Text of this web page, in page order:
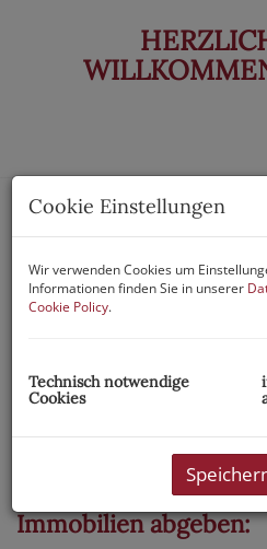
Immobilien abgeben:
Cookie Einstellungen
Wir verwenden Cookies um
Informationen finden Sie in unserer
Cookie Policy.
Technisch notwendige
Cookies